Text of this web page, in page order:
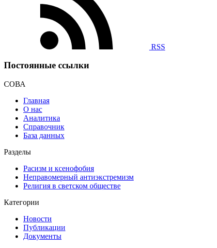
RSS
Постоянные ссылки
СОВА
Главная
О нас
Аналитика
Справочник
База данных
Разделы
Расизм и ксенофобия
Неправомерный антиэкстремизм
Религия в светском обществе
Категории
Новости
Публикации
Документы